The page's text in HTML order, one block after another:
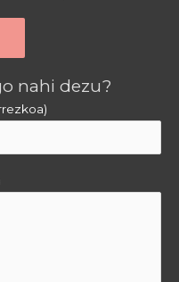
nahi dezu?